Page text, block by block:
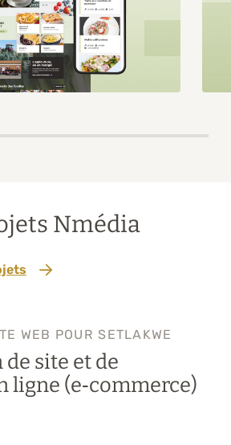
Nmédia
WEB POUR SETLAKWE
site et de
ligne (e‑commerce)